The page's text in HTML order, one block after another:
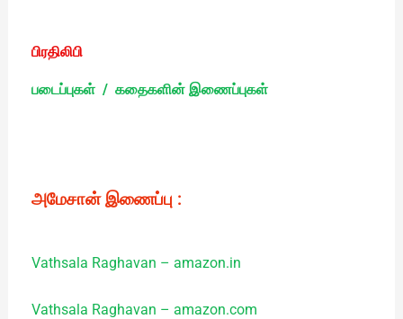
பிரதிலிபி
படைப்புகள் / கதைகளின் இணைப்புகள்
அமேசான் இணைப்பு :
Vathsala Raghavan – amazon.in
Vathsala Raghavan – amazon.com